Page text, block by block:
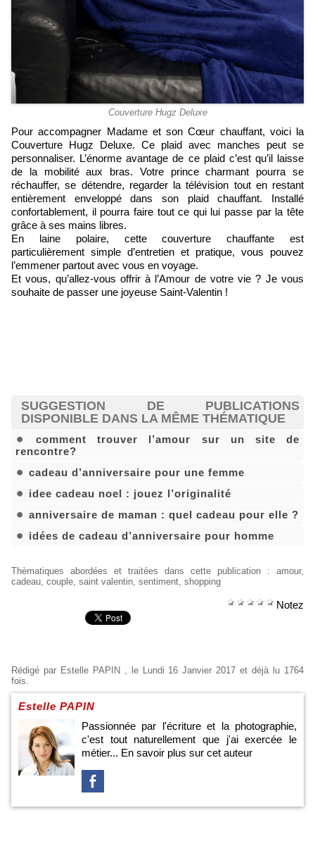
Couverture Hugz Deluxe
Pour accompagner Madame et son Cœur chauffant, voici la
Couverture Hugz Deluxe. Ce plaid avec manches peut se
personnaliser. L’énorme avantage de ce plaid c’est qu’il laisse
de la mobilité aux bras. Votre prince charmant pourra se
réchauffer, se détendre, regarder la télévision tout en restant
entièrement enveloppé dans son plaid chauffant. Installé
confortablement, il pourra faire tout ce qui lui passe par la tête
grâce à ses mains libres.
En laine polaire, cette couverture chauffante est
particulièrement simple d’entretien et pratique, vous pouvez
l’emmener partout avec vous en voyage.
Et vous, qu’allez-vous offrir à l’Amour de votre vie ? Je vous
souhaite de passer une joyeuse Saint-Valentin !
SUGGESTION DE PUBLICATIONS
DISPONIBLE DANS LA MÊME THÉMATIQUE
comment trouver l’amour sur un site de
rencontre?
cadeau d’anniversaire pour une femme
idee cadeau noel : jouez l’originalité
anniversaire de maman : quel cadeau pour elle ?
idées de cadeau d’anniversaire pour homme
Thèmatiques abordées et traitées dans cette publication : amour,
cadeau, couple, saint valentin, sentiment, shopping
Notez
Rédigé par Estelle PAPIN , le Lundi 16 Janvier 2017 et déjà lu 1764
fois.
Estelle PAPIN
Passionnée par l'écriture et la photographie,
c'est tout naturellement que j'ai exercée le
métier... En savoir plus sur cet auteur